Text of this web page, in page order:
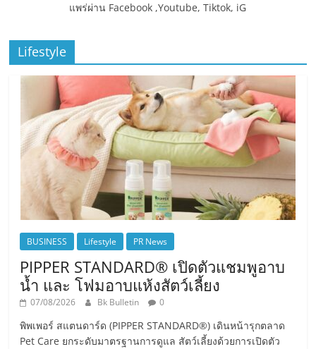
แพร่ผ่าน Facebook ,Youtube, Tiktok, iG
Lifestyle
BUSINESS Lifestyle PR News
PIPPER STANDARD® เปิดตัวแชมพูอาบ
น้ำ และ โฟมอาบแห้งสัตว์เลี้ยง
07/08/2026 Bk Bulletin 0
พิพเพอร์ สแตนดาร์ด (PIPPER STANDARD®) เดินหน้ารุกตลาด
Pet Care ยกระดับมาตรฐานการดูแล สัตว์เลี้ยงด้วยการเปิดตัว